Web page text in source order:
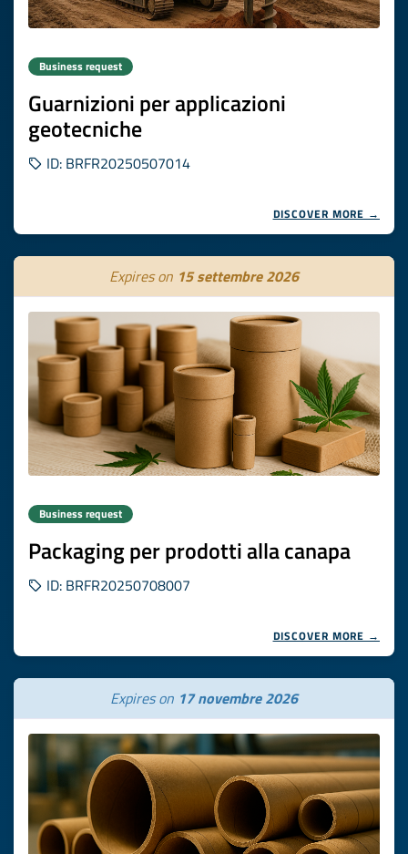
Business request
Guarnizioni per applicazioni
geotecniche
ID: BRFR20250507014
DISCOVER MORE →
Expires on 15 settembre 2026
Business request
Packaging per prodotti alla canapa
ID: BRFR20250708007
DISCOVER MORE →
Expires on 17 novembre 2026